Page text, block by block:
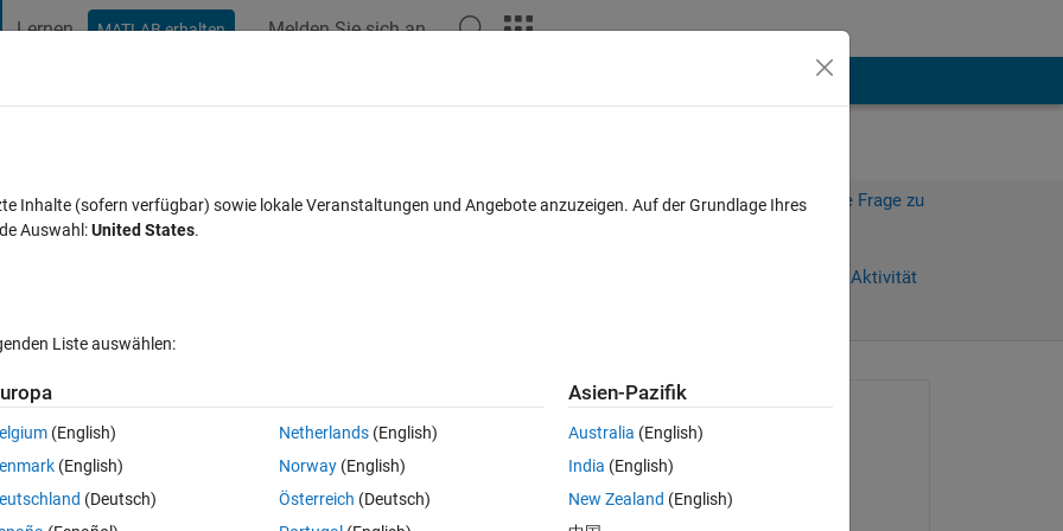
Lernen MATLAB erhalten Melden Sie sich an
builtin" when using trainNetwork?
Melden Sie sich an, um diese Frage zu
Anmelden, um Aktivität
In MATLAB Online öffnen 0 Stimmen
but when I finish creating training data and validation data, it shows a
jhe en lin
am 17 Dez. 2019
Inhalte (sofern verfügbar) sowie lokale Veranstaltungen und Angebote anzuzeigen. Auf der Grundlage Ihres
Auswahl:United States.
Liste auswählen:
(English)
(English)
(Deutsch)
Netherlands(English)
Norway(English)
Österreich (Deutsch)
Asien-Pazifik
Australia (English)
India (English)
New Zealand (English)